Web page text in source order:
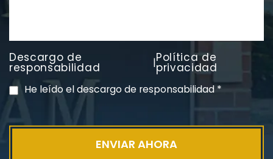
PVC Cloruro de polivinilo
Exposición
Descargo de
responsabilidad |Política de
privacidad
He leído el descargo de responsabilidad*